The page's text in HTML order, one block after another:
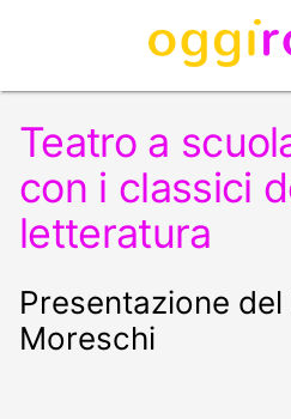
Teatro a
con i classici
letteratura
Presentazione
Moreschi